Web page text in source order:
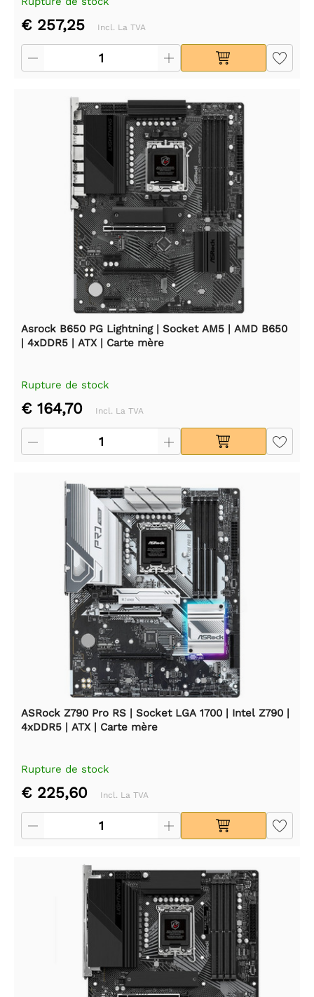
€ 257,25 Incl. La TVA
Asrock B650 PG Lightning | Socket AM5 | AMD B650
| 4xDDR5 | ATX | Carte mère
Rupture de stock
€ 164,70 Incl. La TVA
ASRock Z790 Pro RS | Socket LGA 1700 | Intel Z790 |
4xDDR5 | ATX | Carte mère
Rupture de stock
€ 225,60 Incl. La TVA